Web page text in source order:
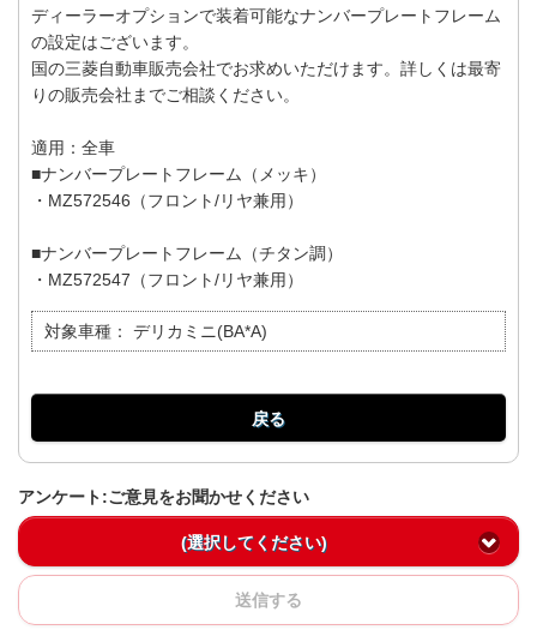
ディーラーオプションで装着可能なナンバープレートフレーム
の設定はございます。
国の三菱自動車販売会社でお求めいただけます。詳しくは最寄
りの販売会社までご相談ください。
適用：全車
■ナンバープレートフレーム（メッキ）
・MZ572546（フロント/リヤ兼用）
■ナンバープレートフレーム（チタン調）
・MZ572547（フロント/リヤ兼用）
対象車種： デリカミニ(BA*A)
戻る
アンケート:ご意見をお聞かせください
(選択してください)
送信する